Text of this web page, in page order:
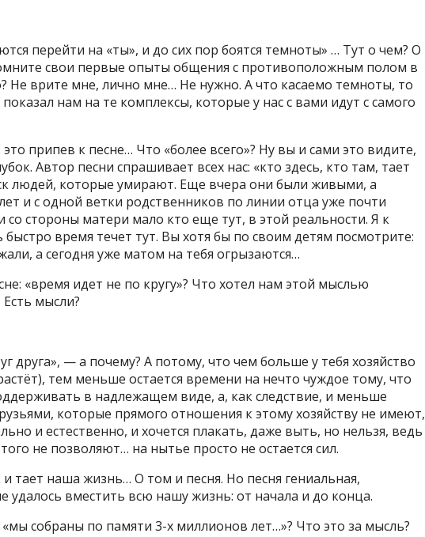
перейти на «ты», и до сих пор боятся темноты» … Тут о чем? О
свои первые опыты общения с противоположным полом в
Не врите мне, лично мне… Не нужно. А что касаемо темноты, то
нам на те комплексы, которые у нас с вами идут с самого
припев к песне… Что «более всего»? Ну вы и сами это видите,
Автор песни спрашивает всех нас: «кто здесь, кто там, тает
людей, которые умирают. Еще вчера они были живыми, а
и с одной ветки родственников по линии отца уже почти
со стороны матери мало кто еще тут, в этой реальности. Я к
быстро время течет тут. Вы хотя бы по своим детям посмотрите:
а сегодня уже матом на тебя огрызаются…
«время идет не по кругу»? Что хотел нам этой мыслью
мысли?
друга», — а почему? А потому, что чем больше у тебя хозяйство
тем меньше остается времени на нечто чуждое тому, что
в надлежащем виде, а, как следствие, и меньше
которые прямого отношения к этому хозяйству не имеют,
и естественно, и хочется плакать, даже выть, но нельзя, ведь
не позволяют… на нытье просто не остается сил.
тает наша жизнь… О том и песня. Но песня гениальная,
удалось вместить всю нашу жизнь: от начала и до конца.
собраны по памяти 3-х миллионов лет…»? Что это за мысль?